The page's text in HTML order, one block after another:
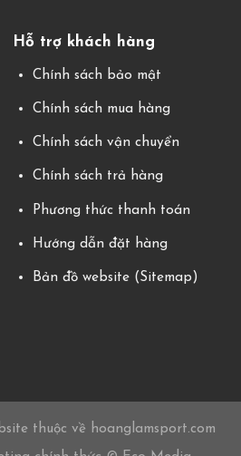
Hỗ trợ khách hàng
Chính sách bảo mật
Chính sách mua hàng
Chính sách vận chuyển
Chính sách trả hàng
Phương thức thanh toán
Hướng dẫn đặt hàng
Bản đồ website (Sitemap)
thuộc về hoanglamsport.com